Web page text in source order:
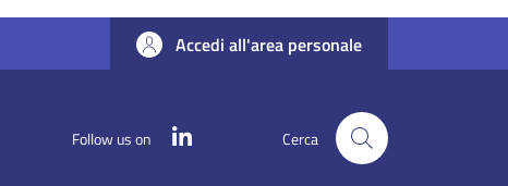
Accedi all'area personale
Follow us on Cerca